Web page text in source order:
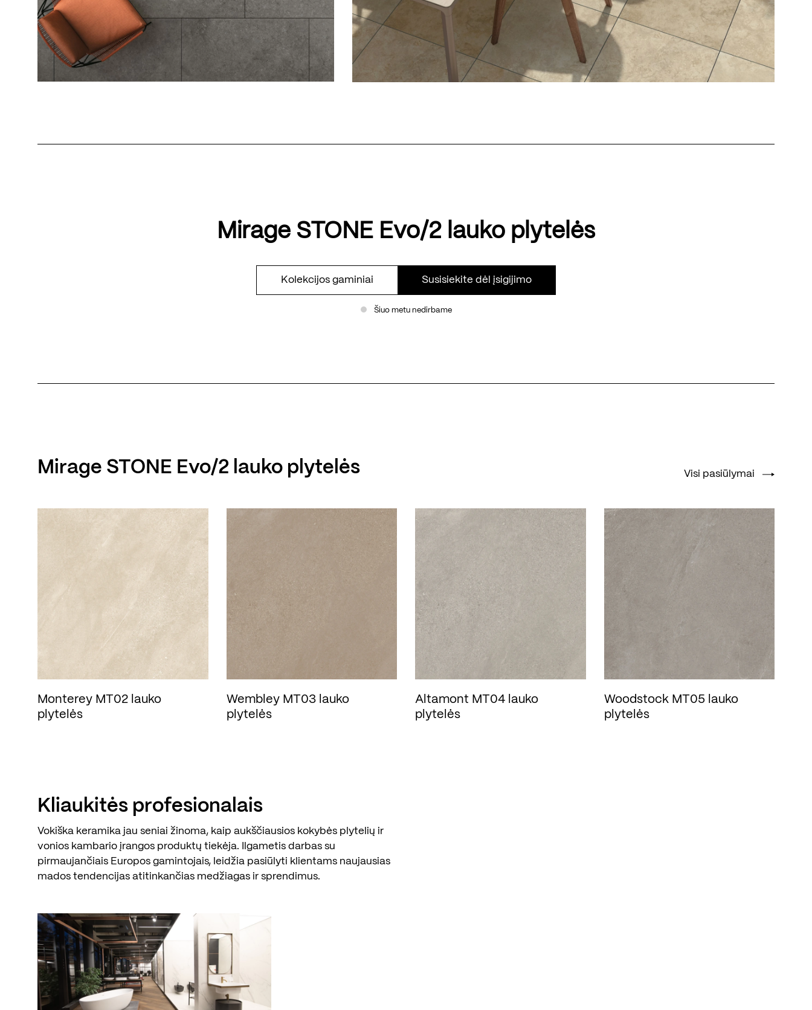
Mirage STONE Evo/2 lauko plytelės
Kolekcijos gaminiai Susisiekite dėl įsigijimo
Šiuo metu nedirbame
Mirage STONE Evo/2 lauko plytelės Visi pasiūlymai
Monterey MT02 lauko
plytelės
Wembley MT03 lauko
plytelės
Altamont MT04 lauko
plytelės
Woodstock MT05 lauko
plytelės
Kliaukitės profesionalais
Vokiška keramika jau seniai žinoma, kaip aukščiausios kokybės plytelių ir
vonios kambario įrangos produktų tiekėja. Ilgametis darbas su
pirmaujančiais Europos gamintojais, leidžia pasiūlyti klientams naujausias
mados tendencijas atitinkančias medžiagas ir sprendimus.